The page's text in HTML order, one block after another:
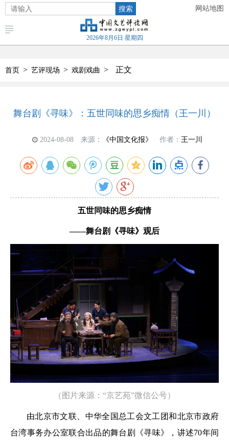
搜索 网站地图
2026年8月6日 星期四
首页 > 艺评现场 > 戏剧戏曲 > 正文
舞台剧《寻味》：五世同味的思乡痴情（王一川）
2024-08-08 来源： 《中国文化报》 作者： 王一川
五世同味的思乡痴情
——舞台剧《寻味》观后
（图片来源：“京艺苑”微信公号）
由北京市文联、中华全国总工会文工团和北京市政府
台湾事务办公室联合出品的舞台剧《寻味》，讲述70年间